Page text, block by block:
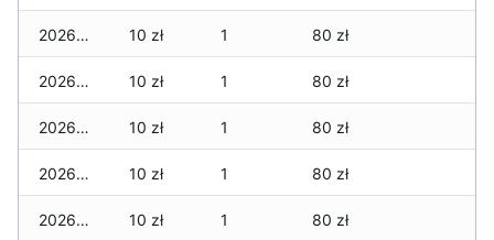
2026-05-22 10 zł 1 80 zł
2026-05-21 10 zł 1 80 zł
2026-05-20 10 zł 1 80 zł
2026-05-19 10 zł 1 80 zł
2026-05-18 10 zł 1 80 zł